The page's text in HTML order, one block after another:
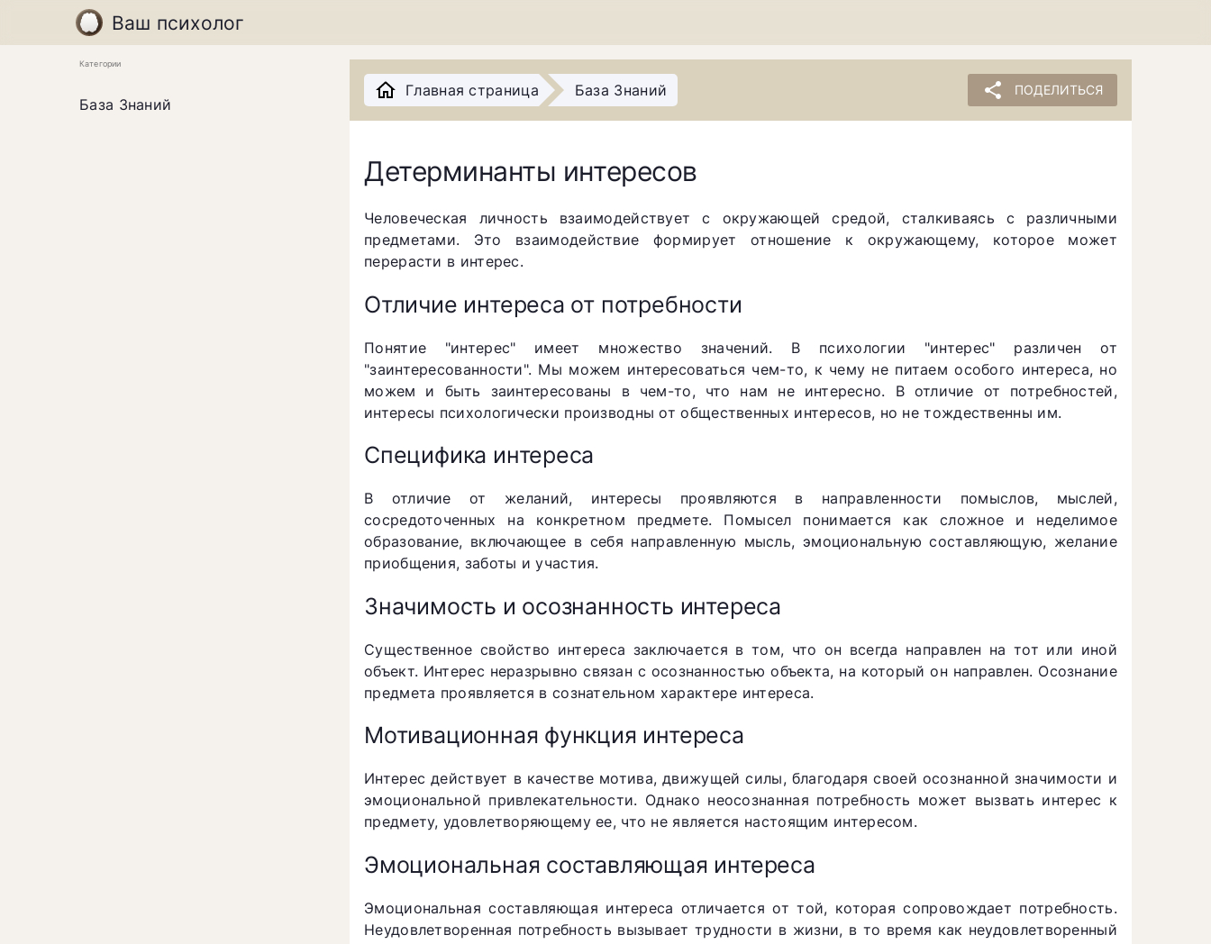
Ваш психолог
Категории
База Знаний
Главная страница База Знаний share ПОДЕЛИТЬСЯ
Детерминанты интересов
Человеческая личность взаимодействует с окружающей средой, сталкиваясь с различными
предметами. Это взаимодействие формирует отношение к окружающему, которое может
перерасти в интерес.
Отличие интереса от потребности
Понятие "интерес" имеет множество значений. В психологии "интерес" различен от
"заинтересованности". Мы можем интересоваться чем-то, к чему не питаем особого интереса, но
можем и быть заинтересованы в чем-то, что нам не интересно. В отличие от потребностей,
интересы психологически производны от общественных интересов, но не тождественны им.
Специфика интереса
В отличие от желаний, интересы проявляются в направленности помыслов, мыслей,
сосредоточенных на конкретном предмете. Помысел понимается как сложное и неделимое
образование, включающее в себя направленную мысль, эмоциональную составляющую, желание
приобщения, заботы и участия.
Значимость и осознанность интереса
Существенное свойство интереса заключается в том, что он всегда направлен на тот или иной
объект. Интерес неразрывно связан с осознанностью объекта, на который он направлен. Осознание
предмета проявляется в сознательном характере интереса.
Мотивационная функция интереса
Интерес действует в качестве мотива, движущей силы, благодаря своей осознанной значимости и
эмоциональной привлекательности. Однако неосознанная потребность может вызвать интерес к
предмету, удовлетворяющему ее, что не является настоящим интересом.
Эмоциональная составляющая интереса
Эмоциональная составляющая интереса отличается от той, которая сопровождает потребность.
Неудовлетворенная потребность вызывает трудности в жизни, в то время как неудовлетворенный